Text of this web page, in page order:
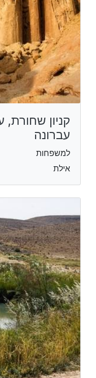
קניון
עברונה
למשפחות
אילת